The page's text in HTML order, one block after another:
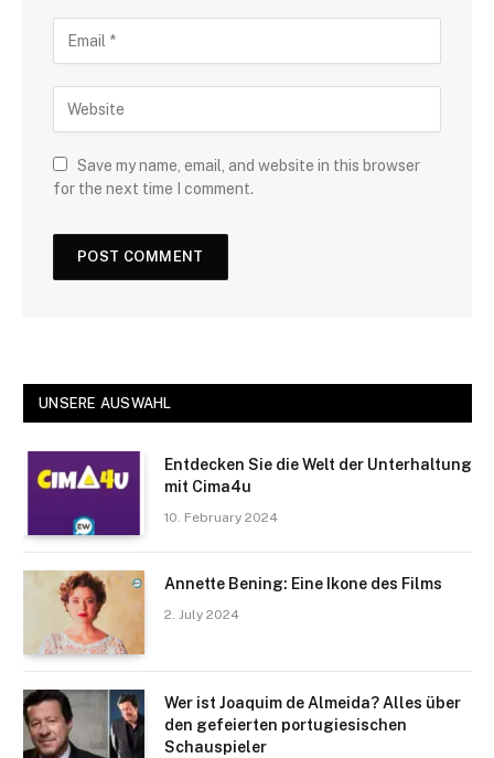
Save my name, email, and website in this browser
for the next time I comment.
UNSERE AUSWAHL
Entdecken Sie die Welt der Unterhaltung
mit Cima4u
10. February 2024
Annette Bening: Eine Ikone des Films
2. July 2024
Wer ist Joaquim de Almeida? Alles über
den gefeierten portugiesischen
Schauspieler